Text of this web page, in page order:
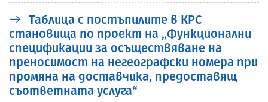
Таблица с постъпилите в КРС
становища по проект на „Функционални
спецификации за осъществяване на
преносимост на негеографски номера при
промяна на доставчика, предоставящ
съответната услуга“